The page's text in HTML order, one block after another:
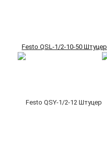
Festo QSL-1/2-10-50 Штуцер